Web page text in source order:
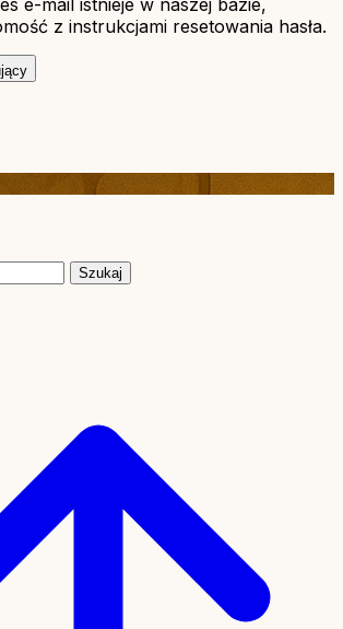
z instrukcjami resetowania hasła.
Szukaj